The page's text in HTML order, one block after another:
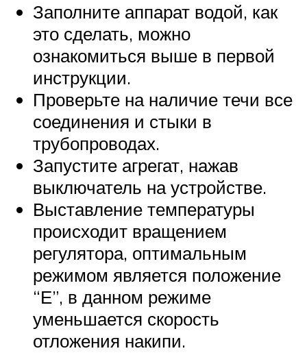
Заполните аппарат водой, как
это сделать, можно
ознакомиться выше в первой
инструкции.
Проверьте на наличие течи все
соединения и стыки в
трубопроводах.
Запустите агрегат, нажав
выключатель на устройстве.
Выставление температуры
происходит вращением
регулятора, оптимальным
режимом является положение
“Е”, в данном режиме
уменьшается скорость
отложения накипи.